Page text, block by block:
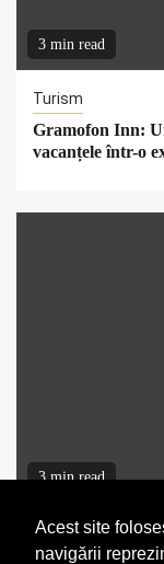
Acest site
navigării
3 min read
Turism
Gramofon Inn:
vacanțele într-o
3 min read
Start-up